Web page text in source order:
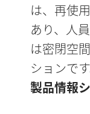
は、再使
あり、人
は密閉空
ションです
製品情報シ